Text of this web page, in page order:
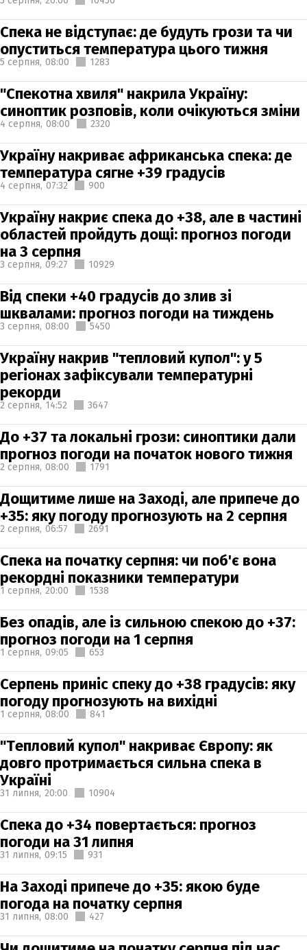
Спека не відступає: де будуть грози та чи
опуститься температура цього тижня
5 серпня, 08:00 1283
"Спекотна хвиля" накрила Україну:
синоптик розповів, коли очікуються зміни
4 серпня, 08:00 2320
Україну накриває африканська спека: де
температура сягне +39 градусів
4 серпня, 07:32 900
Україну накриє спека до +38, але в частині
областей пройдуть дощі: прогноз погоди
на 3 серпня
3 серпня, 09:27 10929
Від спеки +40 градусів до злив зі
шквалами: прогноз погоди на тиждень
3 серпня, 08:00 5450
Україну накрив "тепловий купол": у 5
регіонах зафіксували температурні
рекорди
2 серпня, 14:52 3647
До +37 та локальні грози: синоптики дали
прогноз погоди на початок нового тижня
2 серпня, 08:00 1791
Дощитиме лише на Заході, але припече до
+35: яку погоду прогнозують на 2 серпня
2 серпня, 06:57 2691
Спека на початку серпня: чи поб'є вона
рекордні показники температури
1 серпня, 20:00 1538
Без опадів, але із сильною спекою до +37:
прогноз погоди на 1 серпня
1 серпня, 09:05 653
Серпень приніс спеку до +38 градусів: яку
погоду прогнозують на вихідні
1 серпня, 08:00 841
"Тепловий купол" накриває Європу: як
довго протримається сильна спека в
Україні
31 липня, 20:00 10904
Спека до +34 повертається: прогноз
погоди на 31 липня
31 липня, 09:15 931
На Заході припече до +35: якою буде
погода на початку серпня
31 липня, 08:00 427